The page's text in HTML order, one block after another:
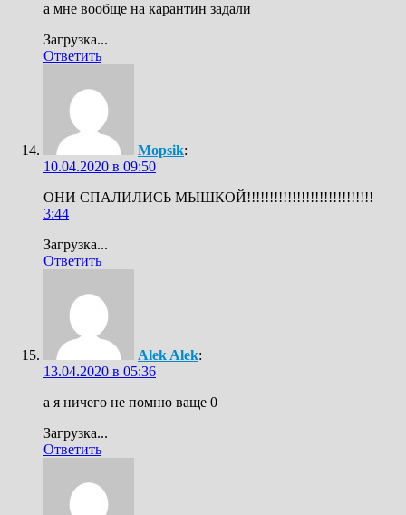
а мне вообще на карантин задали
Загрузка...
Ответить
Mopsik:
10.04.2020 в 09:50
ОНИ СПАЛИЛИСЬ МЫШКОЙ!!!!!!!!!!!!!!!!!!!!!!!!!!!!
3:44
Загрузка...
Ответить
Alek Alek:
13.04.2020 в 05:36
а я ничего не помню ваще 0
Загрузка...
Ответить